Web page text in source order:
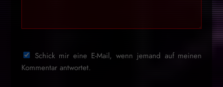
Schick mir eine E-Mail, wenn jemand auf meinen
Kommentar antwortet.